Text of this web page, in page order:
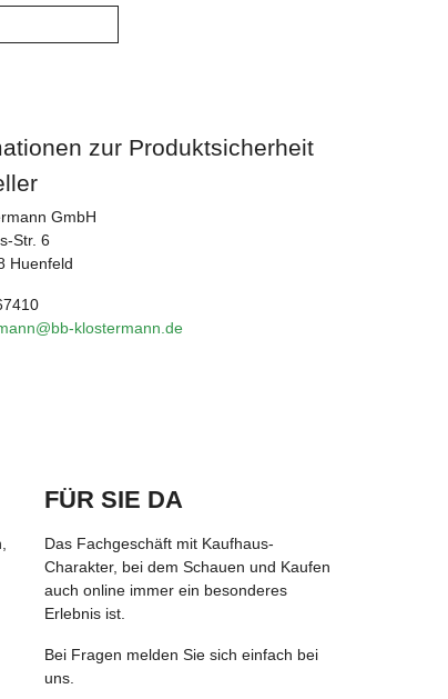
zur Produktsicherheit
GmbH
Str. 6
Huenfeld
klostermann.de
FÜR SIE DA
Das Fachgeschäft mit Kaufhaus-
Charakter, bei dem Schauen und Kaufen
auch online immer ein besonderes
Erlebnis ist.
Bei Fragen melden Sie sich einfach bei
uns.